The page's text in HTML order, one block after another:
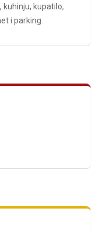
kuhinju, kupatilo,
i parking.